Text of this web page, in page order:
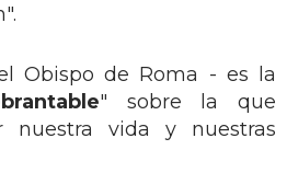
Obispo de Roma - es la
" sobre la que
nuestra vida y nuestras